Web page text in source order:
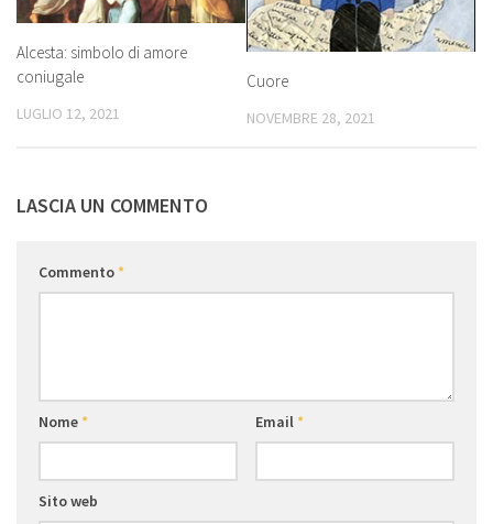
Alcesta: simbolo di amore
coniugale
LUGLIO 12, 2021
Cuore
NOVEMBRE 28, 2021
LASCIA UN COMMENTO
Commento*
Nome* Email*
Sito web